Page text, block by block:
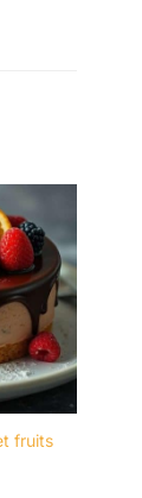
:
qui
voir
Il
de
fruits